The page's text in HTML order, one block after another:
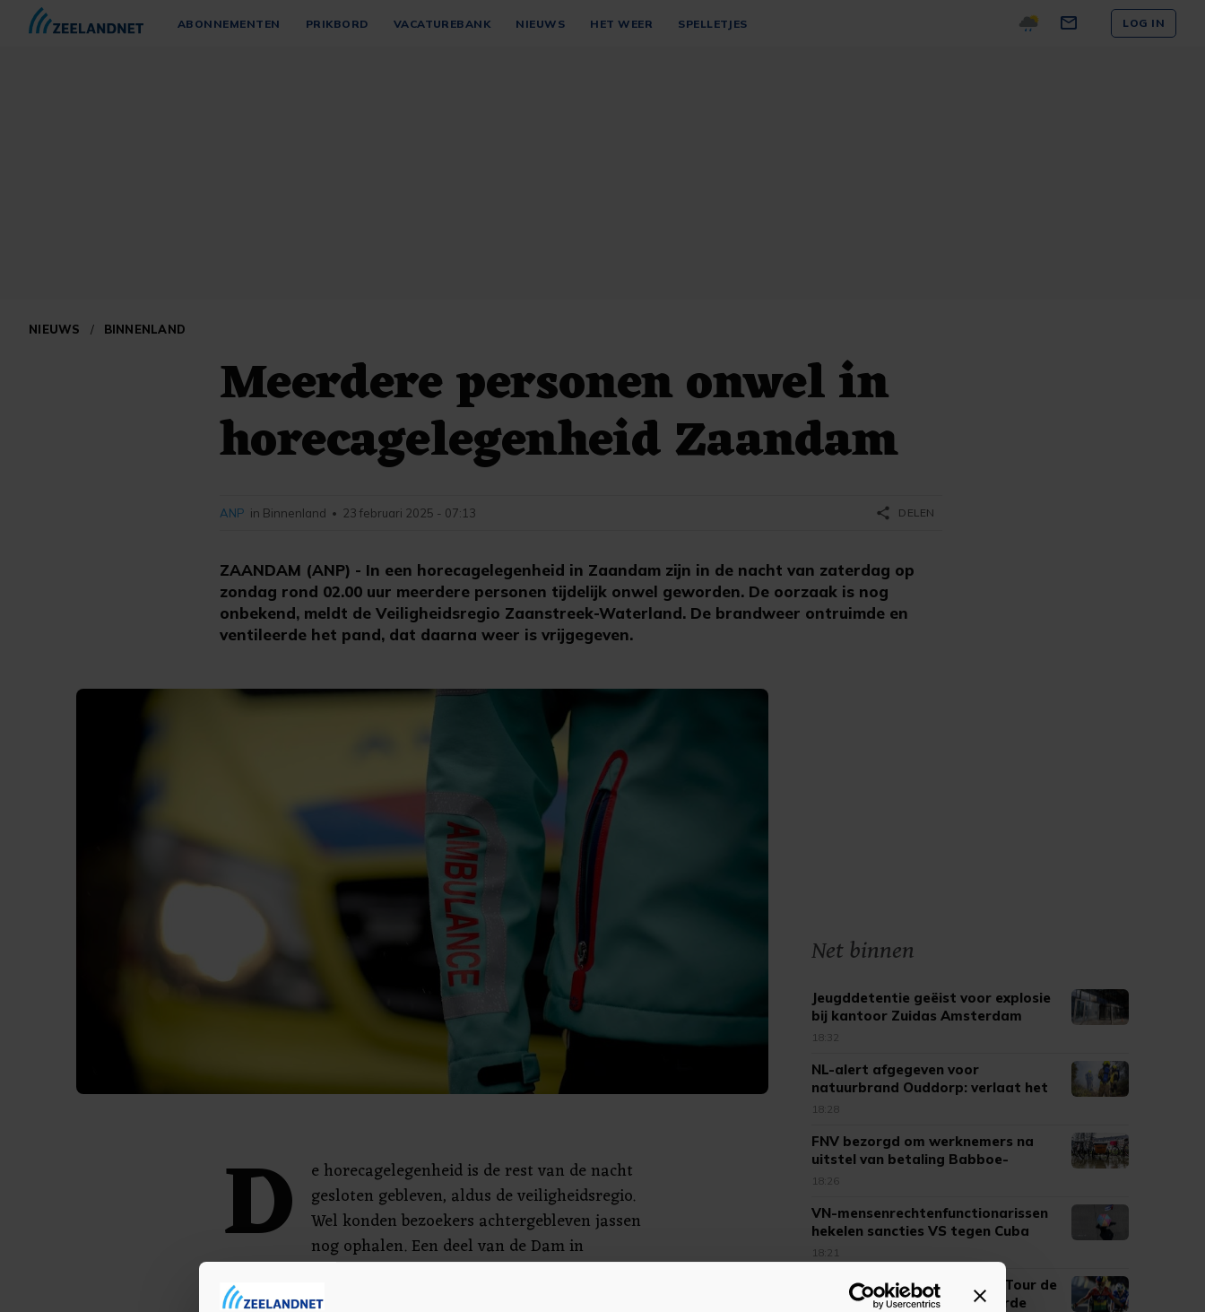
ABONNEMENTEN PRIKBORD VACATUREBANK NIEUWS HET WEER SPELLETJES LOG IN
NIEUWS / BINNENLAND
Meerdere personen onwel in
horecagelegenheid Zaandam
ZAANDAM (ANP) - In een horecagelegenheid in Zaandam zijn in de nacht van zaterdag op
zondag rond 02.00 uur meerdere personen tijdelijk onwel geworden. De oorzaak is nog
onbekend, meldt de Veiligheidsregio Zaanstreek-Waterland. De brandweer ontruimde en
ventileerde het pand, dat daarna weer is vrijgegeven.
ANP in Binnenland • 23 februari 2025 - 07:13 share DELEN
D
e horecagelegenheid is de rest van de nacht
gesloten gebleven, aldus de veiligheidsregio.
Wel konden bezoekers achtergebleven jassen
nog ophalen. Een deel van de Dam in
Zaandam werd in verband met het incident tijdelijk
afgesloten.
Net binnen
Jeugddetentie geëist voor explosie
bij kantoor Zuidas Amsterdam
18:32
NL-alert afgegeven voor
natuurbrand Ouddorp: verlaat het
gebied
18:28
FNV bezorgd om werknemers na
uitstel van betaling Babboe-
moeder
18:26
VN-mensenrechtenfunctionarissen
hekelen sancties VS tegen Cuba
18:21
Le Court wint zesde etappe Tour de
France Femmes, Pieterse derde